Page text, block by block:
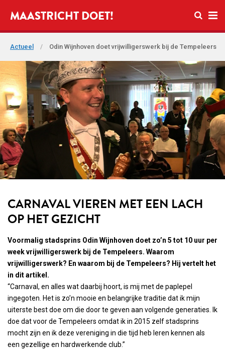
Open
MAASTRICHT DOET!
Actueel / Odin Wijnhoven doet vrijwilligerswerk bij de Tempeleers
CARNAVAL VIEREN MET EEN LACH
OP HET GEZICHT
Voormalig stadsprins Odin Wijnhoven doet zo’n 5 tot 10 uur per
week vrijwilligerswerk bij de Tempeleers. Waarom
vrijwilligerswerk? En waarom bij de Tempeleers? Hij vertelt het
in dit artikel.
“Carnaval, en alles wat daarbij hoort, is mij met de paplepel
ingegoten. Het is zo’n mooie en belangrijke traditie dat ik mijn
uiterste best doe om die door te geven aan volgende generaties. Ik
doe dat voor de Tempeleers omdat ik in 2015 zelf stadsprins
mocht zijn en ik deze vereniging in die tijd heb leren kennen als
een gezellige en hardwerkende club.”